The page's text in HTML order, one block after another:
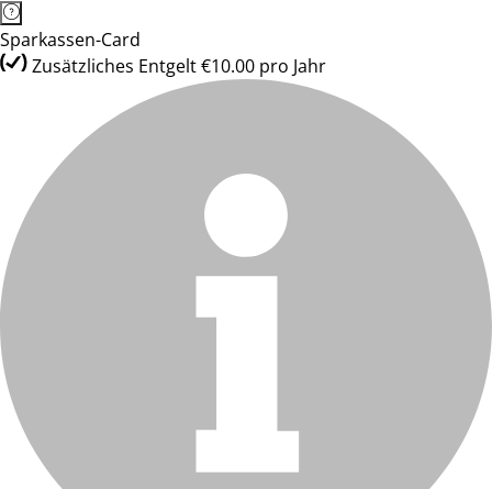
Sparkassen-Card
Zusätzliches Entgelt €10.00 pro Jahr